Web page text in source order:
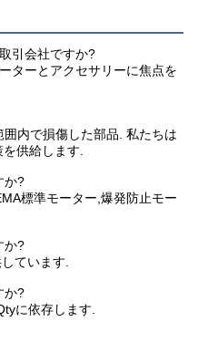
引会社ですか?
ターとアクセサリーに焦点を
内で損傷した部品. 私たちは
供給します.
か?
標準モーター,爆発防止モー
か?
ています.
か?
に依存します.